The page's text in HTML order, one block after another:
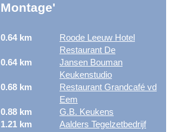
Montage'
0.64 km
Roode Leeuw Hotel
Restaurant De
0.64 km
Jansen Bouman
Keukenstudio
0.68 km
Restaurant Grandcafé vd
Eem
0.88 km
G.B. Keukens
1.21 km
Aalders Tegelzetbedrijf